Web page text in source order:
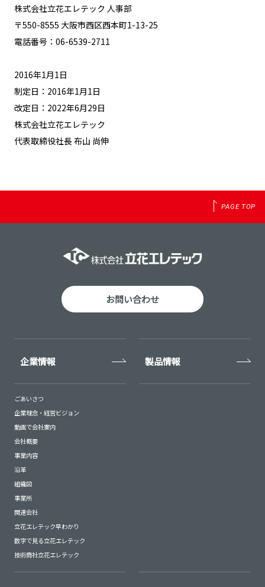
株式会社立花エレテック 人事部
〒550-8555 大阪市西区西本町1-13-25
電話番号：06-6539-2711
2016年1月1日
制定日：2016年1月1日
改定日：2022年6月29日
株式会社立花エレテック
代表取締役社長 布山 尚伸
PAGE TOP
お問い合わせ
企業情報
ごあいさつ
企業理念・経営ビジョン
動画で会社案内
会社概要
事業内容
沿革
組織図
事業所
関連会社
立花エレテック早わかり
数字で見る立花エレテック
技術商社立花エレテック
製品情報